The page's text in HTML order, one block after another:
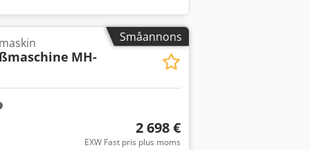
Småannons
MH-
2 698 €
EXW Fast pris plus moms